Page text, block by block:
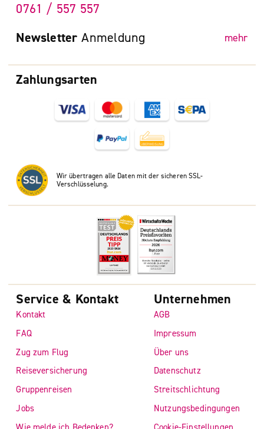
Zahlungsarten
Wir übertragen alle Daten mit der sicheren SSL-
Verschlüsselung.
0761 / 557 557
Newsletter Anmeldung mehr
Service & Kontakt
Kontakt
FAQ
Zug zum Flug
Reiseversicherung
Gruppenreisen
Jobs
Unternehmen
AGB
Impressum
Über uns
Datenschutz
Streitschlichtung
Nutzungsbedingungen